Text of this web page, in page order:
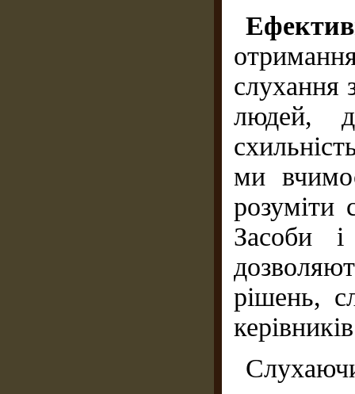
слухання
людей,
ми
розуміти
Засоби
рішень,